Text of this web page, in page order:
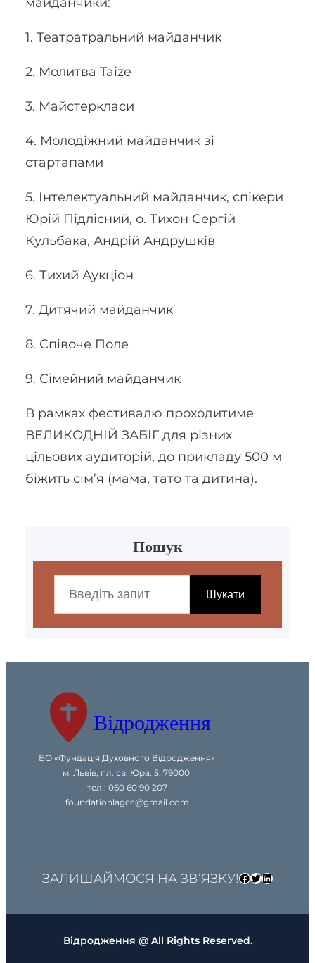
1. Театратральний майданчик
2. Молитва Taize
3. Майстеркласи
4. Молодіжний майданчик зі
стартапами
5. Інтелектуальний майданчик, спікери
Юрій Підлісний, о. Тихон Сергій
Кульбака, Андрій Андрушків
6. Тихий Аукціон
7. Дитячий майданчик
8. Співоче Поле
9. Сімейний майданчик
В рамках фестивалю проходитиме
ВЕЛИКОДНІЙ ЗАБІГ для різних
цільових аудиторій, до прикладу 500 м
біжить сім’я (мама, тато та дитина).
Пошук
c
Шукати
Відродження
БО «Фундація Духовного Відродження»
м. Львів, пл. св. Юра, 5; 79000
тел.: 060 60 90 207
foundationlagcc@gmail.com
ЗАЛИШАЙМОСЯ НА ЗВ’ЯЗКУ!Facebook
Twitter
LinkedIn
Відродження @ All Rights Reserved.